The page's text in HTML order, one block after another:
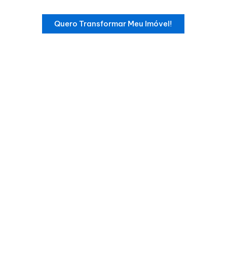
Quero Transformar Meu Imóvel!